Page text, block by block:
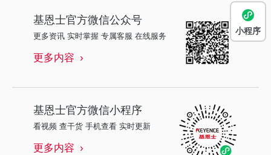
基恩士官方微信公众号
更多资讯 实时掌握 专属客服 在线服务
更多内容
基恩士官方微信小程序
看视频 查干货 手机查看 实时更新
更多内容
小程序